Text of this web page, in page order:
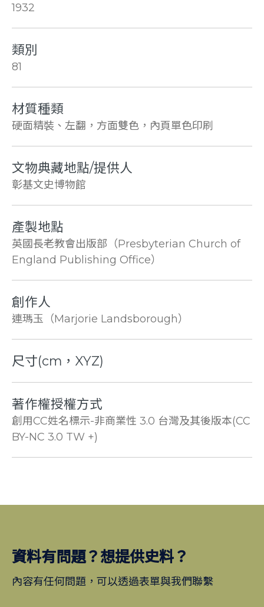
1932
類別
81
材質種類
硬面精裝、左翻，方面雙色，內頁單色印刷
文物典藏地點/提供人
彰基文史博物館
產製地點
英國長老教會出版部（Presbyterian Church of
England Publishing Office）
創作人
連瑪玉（Marjorie Landsborough）
尺寸(cm，XYZ)
著作權授權方式
創用CC姓名標示-非商業性 3.0 台灣及其後版本(CC
BY-NC 3.0 TW +)
資料有問題？想提供史料？
內容有任何問題，可以透過表單與我們聯繫